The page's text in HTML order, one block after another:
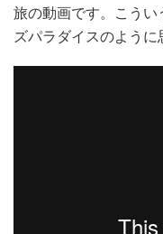
旅の動画です。こう
ズパラダイスのように